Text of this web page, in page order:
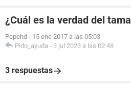
¿Cuál es la verdad del
Pepehd - 15 ene 2017 a las 05:03
Pido_ayuda - 3 jul 2023 a las 02:48
3 respuestas